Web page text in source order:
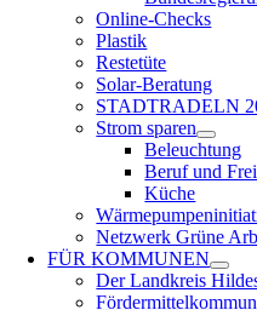
Online-Checks
Plastik
Restetüte
Solar-Beratung
STADTRADELN
Strom sparen
Beleuchtung
Beruf und
Küche
Netzwerk Grüne
FÜRKOMMUNEN
Der Landkreis